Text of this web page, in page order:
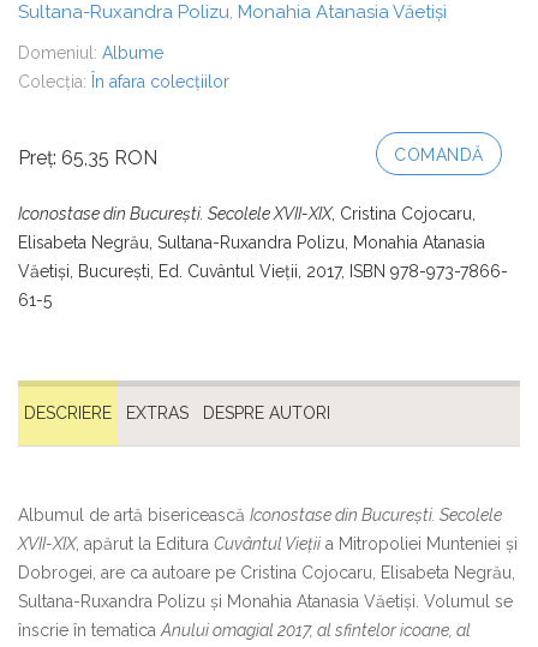
Sultana-Ruxandra Polizu, Monahia Atanasia Văetiși
Domeniul: Albume
Colecția: În afara colecțiilor
Preț: 65,35 RON COMANDĂ
Iconostase din Bucureşti. Secolele XVII-XIX, Cristina Cojocaru,
Elisabeta Negrău, Sultana-Ruxandra Polizu, Monahia Atanasia
Văetişi, Bucureşti, Ed. Cuvântul Vieţii, 2017, ISBN 978-973-7866-
61-5
DESCRIERE EXTRAS DESPRE AUTORI
Albumul de artă bisericească Iconostase din București. Secolele
XVII-XIX, apărut la Editura Cuvântul Vieții a Mitropoliei Munteniei și
Dobrogei, are ca autoare pe Cristina Cojocaru, Elisabeta Negrău,
Sultana-Ruxandra Polizu și Monahia Atanasia Văetiși. Volumul se
înscrie în tematica Anului omagial 2017, al sfintelor icoane, al